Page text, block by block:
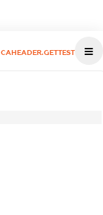
CAHEADER.GETTEST